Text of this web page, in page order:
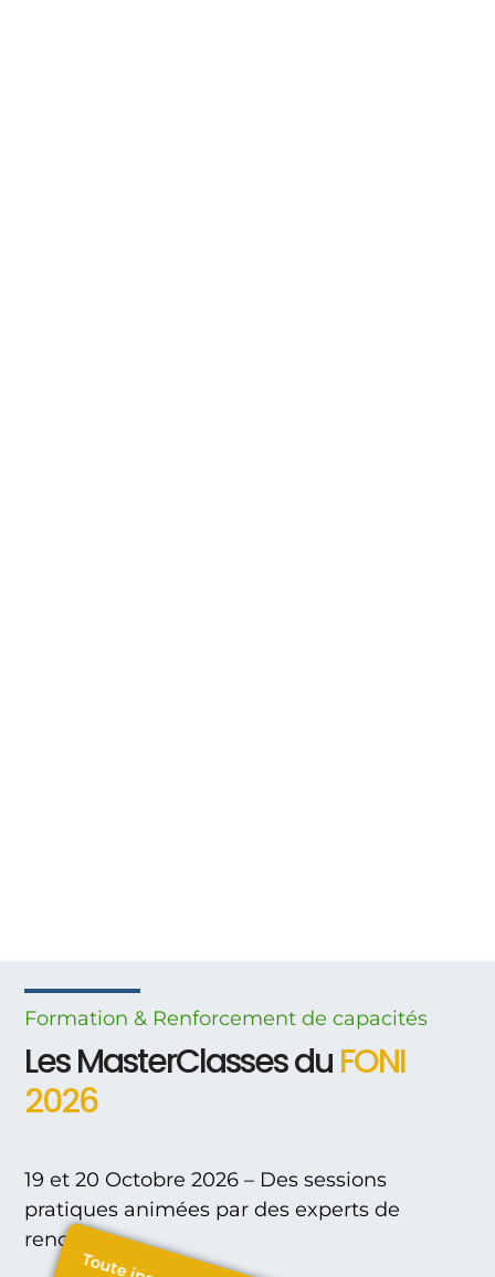
Formation & Renforcementde capacités
Les MasterClasses duFONI
2026
19 et 20 Octobre 2026 – Des sessions
pratiques animées par des experts de
renom.